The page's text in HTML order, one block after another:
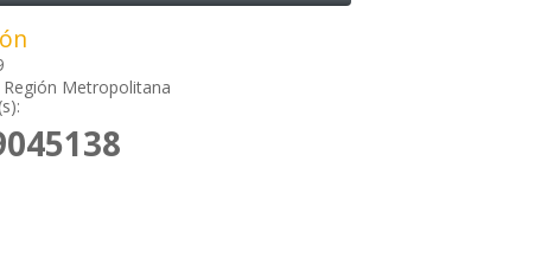
Región Metropolitana